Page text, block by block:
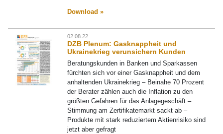
Download »
02.08.22
DZB Plenum: Gasknappheit und
Ukrainekrieg verunsichern Kunden
Beratungskunden in Banken und Sparkassen
fürchten sich vor einer Gasknappheit und dem
anhaltenden Ukrainekrieg – Beinahe 70 Prozent
der Berater zählen auch die Inflation zu den
größten Gefahren für das Anlagegeschäft –
Stimmung am Zertifikatemarkt sackt ab –
Produkte mit stark reduziertem Aktienrisiko sind
jetzt aber gefragt